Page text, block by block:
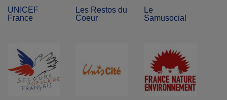
UNICEF
France
Les Restos du
Coeur
Le
Samusocial
de Paris